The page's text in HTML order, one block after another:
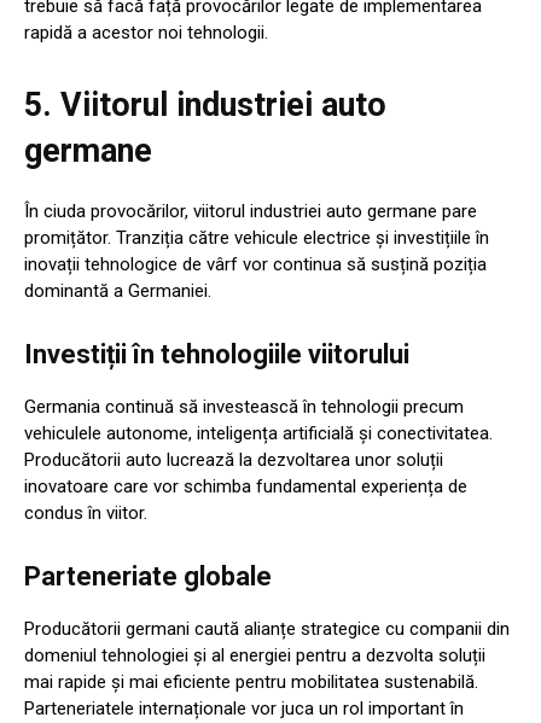
trebuie să facă față provocărilor legate de implementarea
rapidă a acestor noi tehnologii.
5. Viitorul industriei auto
germane
În ciuda provocărilor, viitorul industriei auto germane pare
promițător. Tranziția către vehicule electrice și investițiile în
inovații tehnologice de vârf vor continua să susțină poziția
dominantă a Germaniei.
Investiții în tehnologiile viitorului
Germania continuă să investească în tehnologii precum
vehiculele autonome, inteligența artificială și conectivitatea.
Producătorii auto lucrează la dezvoltarea unor soluții
inovatoare care vor schimba fundamental experiența de
condus în viitor.
Parteneriate globale
Producătorii germani caută alianțe strategice cu companii din
domeniul tehnologiei și al energiei pentru a dezvolta soluții
mai rapide și mai eficiente pentru mobilitatea sustenabilă.
Parteneriatele internaționale vor juca un rol important în